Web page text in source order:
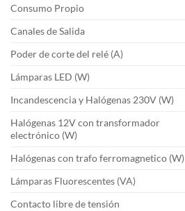
Consumo Propio
Canales de Salida
Poder de corte del relé (A)
Lámparas LED (W)
Incandescencia y Halógenas 230V (W)
Halógenas 12V con transformador
electrónico (W)
Halógenas con trafo ferromagnetico (W)
Lámparas Fluorescentes (VA)
Contacto libre de tensión